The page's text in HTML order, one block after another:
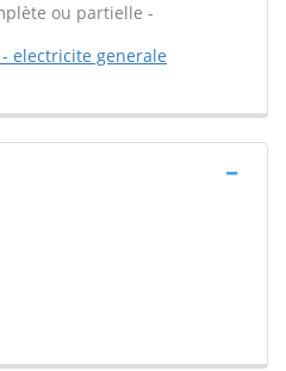
ou partielle -
- electricite generale